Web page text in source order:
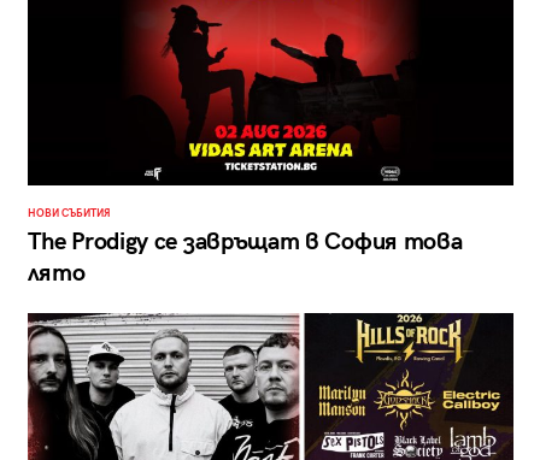
НОВИ СЪБИТИЯ
The Prodigy се завръщат в София това
лято